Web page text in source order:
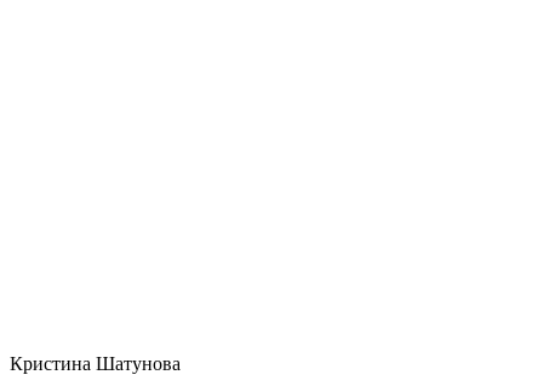
Кристина Шатунова